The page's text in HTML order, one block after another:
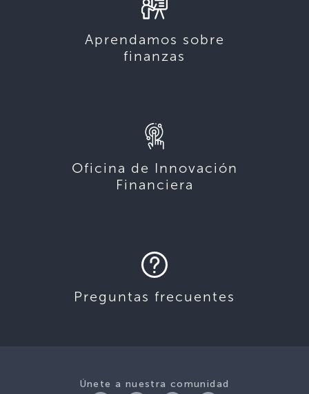
Aprendamos sobre
finanzas
Oficina de Innovación
Financiera
Preguntas frecuentes
Únete a nuestra comunidad